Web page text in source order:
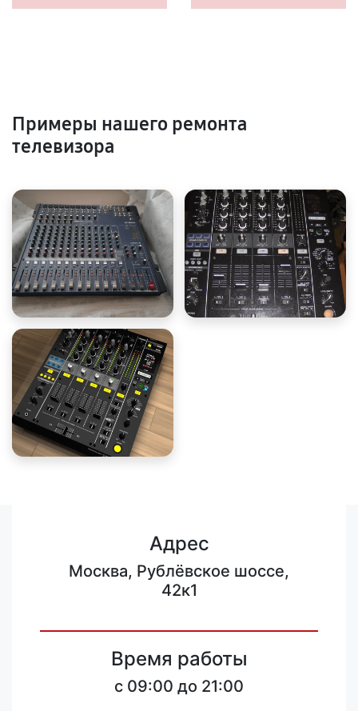
Примеры нашего ремонта
телевизора
Адрес
Москва, Рублёвское шоссе,
42к1
Время работы
c 09:00 до 21:00